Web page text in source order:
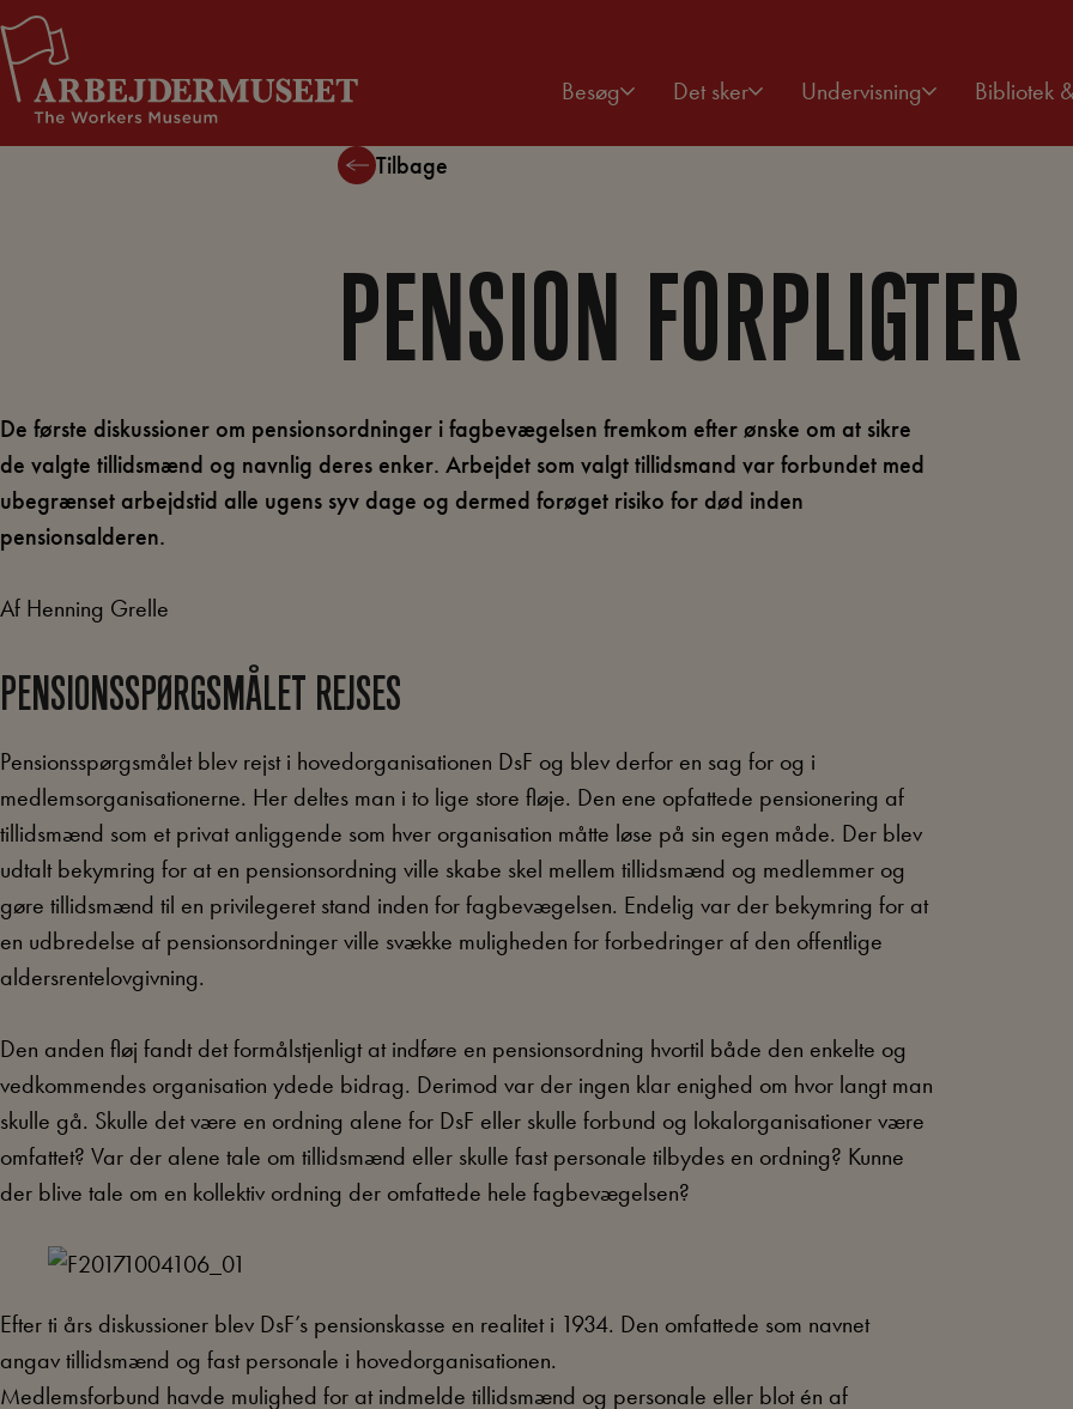
Hop
til
indholdet
Besøg Det sker Undervisning Bibliotek
Tilbage
PENSION FORPLIGTER
De første diskussioner om pensionsordninger i fagbevægelsen fremkom efter ønske om at sikre
de valgte tillidsmænd og navnlig deres enker. Arbejdet som valgt tillidsmand var forbundet med
ubegrænset arbejdstid alle ugens syv dage og dermed forøget risiko for død inden
pensionsalderen.
Af Henning Grelle
PENSIONSSPØRGSMÅLET REJSES
Pensionsspørgsmålet blev rejst i hovedorganisationen DsF og blev derfor en sag for og i
medlemsorganisationerne. Her deltes man i to lige store fløje. Den ene opfattede pensionering af
tillidsmænd som et privat anliggende som hver organisation måtte løse på sin egen måde. Der blev
udtalt bekymring for at en pensionsordning ville skabe skel mellem tillidsmænd og medlemmer og
gøre tillidsmænd til en privilegeret stand inden for fagbevægelsen. Endelig var der bekymring for at
en udbredelse af pensionsordninger ville svække muligheden for forbedringer af den offentlige
aldersrentelovgivning.
Den anden fløj fandt det formålstjenligt at indføre en pensionsordning hvortil både den enkelte og
vedkommendes organisation ydede bidrag. Derimod var der ingen klar enighed om hvor langt man
skulle gå. Skulle det være en ordning alene for DsF eller skulle forbund og lokalorganisationer være
omfattet? Var der alene tale om tillidsmænd eller skulle fast personale tilbydes en ordning? Kunne
der blive tale om en kollektiv ordning der omfattede hele fagbevægelsen?
Efter ti års diskussioner blev DsF’s pensionskasse en realitet i 1934. Den omfattede som navnet
angav tillidsmænd og fast personale i hovedorganisationen.
Medlemsforbund havde mulighed for at indmelde tillidsmænd og personale eller blot én af